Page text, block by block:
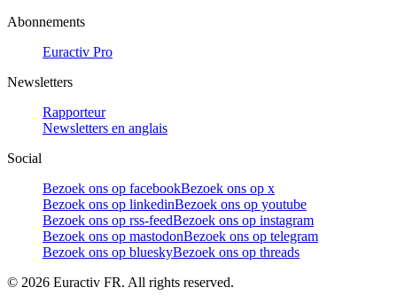
Abonnements
Euractiv Pro
Newsletters
Rapporteur
Newsletters en anglais
Social
Bezoek ons op facebookBezoek ons op x
Bezoek ons op linkedinBezoek ons op youtube
Bezoek ons op rss-feedBezoek ons op instagram
Bezoek ons op mastodonBezoek ons op telegram
Bezoek ons op blueskyBezoek ons op threads
© 2026 Euractiv FR. All rights reserved.